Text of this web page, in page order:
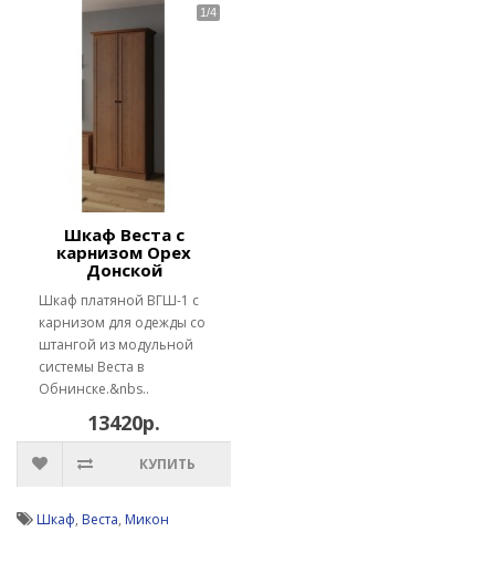
Шкаф Веста с
карнизом Орех
Донской
Шкаф платяной ВГШ-1 с
карнизом для одежды со
штангой из модульной
системы Веста в
Обнинске.&nbs..
13420р.
КУПИТЬ
Шкаф, Веста, Микон